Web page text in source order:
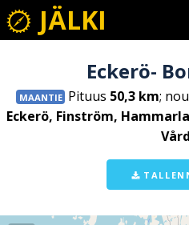
JÄLKI
Eckerö-
MAANTIE Pituus 50,3 km;
Eckerö, Finström,